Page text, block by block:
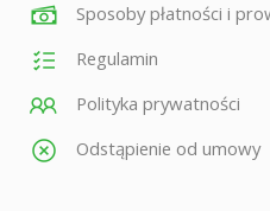
Sposoby płatności i
Regulamin
Polityka prywatności
Odstąpienie od umowy